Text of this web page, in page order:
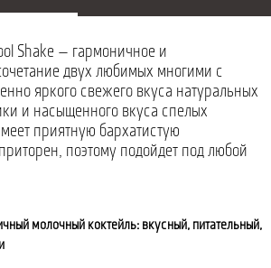
Shake — гармоничное и
двух любимых многими с
яркого свежего вкуса натуральных
и насыщенного вкуса спелых
приятную бархатистую
поэтому подойдет под любой
молочный коктейль: вкусный, питательный,